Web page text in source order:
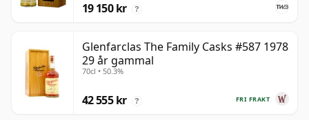
19 150 kr ?
Glenfarclas The Family Casks #587 1978
29 år gammal
70cl • 50.3%
FRI FRAKT
42 555 kr ?